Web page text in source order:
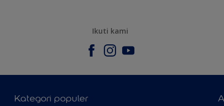
Ikuti kami
Kategori populer